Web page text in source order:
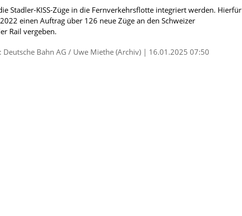
Stadler-KISS-Züge in die Fernverkehrsflotte integriert werden. Hierfür
einen Auftrag über 126 neue Züge an den Schweizer
Rail vergeben.
Bahn AG / Uwe Miethe (Archiv) | 16.01.2025 07:50